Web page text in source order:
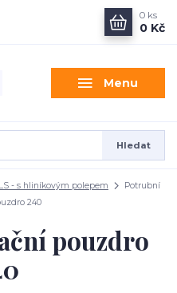
Menu
Hledat
0 ks
0 Kč
- s hliníkovým polepem
Potrubní
240
pouzdro